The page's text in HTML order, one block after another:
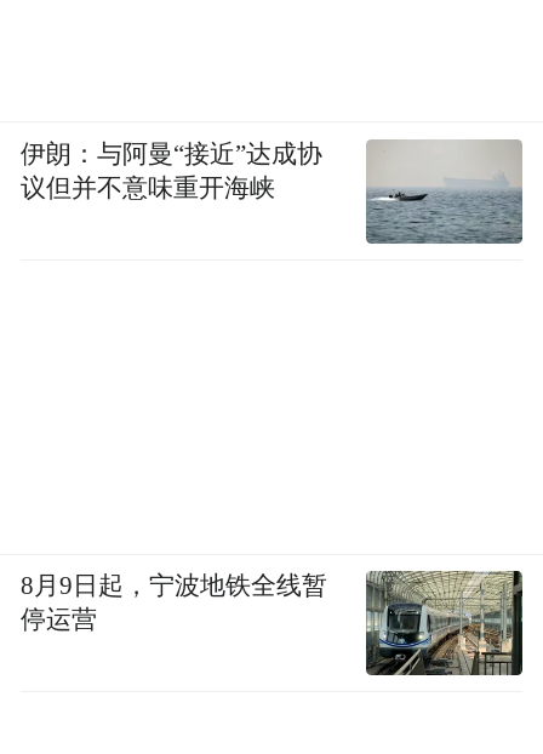
伊朗：与阿曼“接近”达成协
议但并不意味重开海峡
8月9日起，宁波地铁全线暂
停运营